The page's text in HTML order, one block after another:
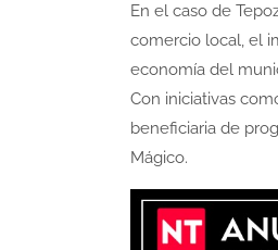
En el caso de
comercio local, el
economía del
Con iniciativas
beneficiaria de
Mágico.